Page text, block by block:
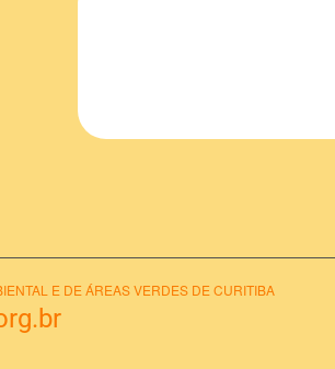
E DE ÁREAS VERDES DE CURITIBA